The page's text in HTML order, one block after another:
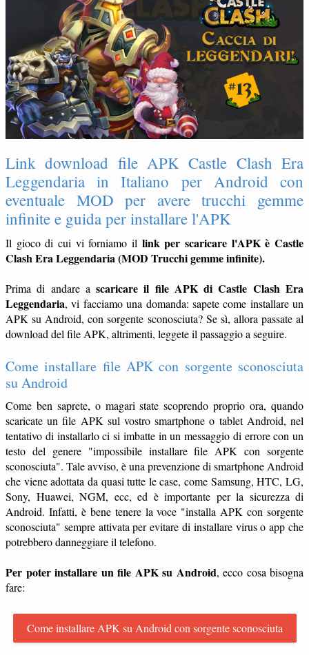
Link download file APK Castle Clash Era
Leggendaria in Italiano per Android con
eventuale MOD per avere trucchi gemme
infinite e guida per installare l'APK
Il gioco di cui vi forniamo il link per scaricare l'APK è Castle
Clash Era Leggendaria (MOD Trucchi gemme infinite).
Prima di andare ascaricare il file APK di Castle Clash Era
Leggendaria, vi facciamo una domanda: sapete come installare un
APK su Android, con sorgente sconosciuta? Se sì, allora passate al
download del file APK, altrimenti, leggete il passaggio a seguire.
Come installare file APK con sorgente sconosciuta
su Android
Come ben saprete, o magari state scoprendo proprio ora, quando
scaricate un file APK sul vostro smartphone o tablet Android, nel
tentativo di installarlo ci si imbatte in un messaggio di errore con un
testo del genere "impossibile installare file APK con sorgente
sconosciuta". Tale avviso, è una prevenzione di smartphone Android
che viene adottata da quasi tutte le case, come Samsung, HTC, LG,
Sony, Huawei, NGM, ecc, ed è importante per la sicurezza di
Android. Infatti, è bene tenere la voce "installa APK con sorgente
sconosciuta" sempre attivata per evitare di installare virus o app che
potrebbero danneggiare il telefono.
Per poter installare un file APK su Android, ecco cosa bisogna
fare:
Come installare APK su Android con sorgente sconosciuta